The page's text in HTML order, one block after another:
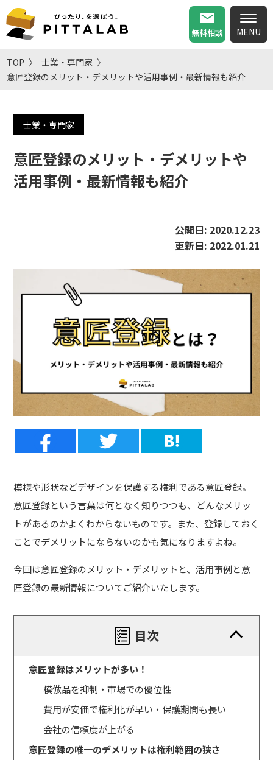
無料相談
TOP
士業・専門家
意匠登録のメリット・デメリットや活用事例・最新情報も紹介
士業・専門家
意匠登録のメリット・デメリットや
活用事例・最新情報も紹介
公開日: 2020.12.23
更新日: 2022.01.21
模様や形状などデザインを保護する権利である意匠登録。
意匠登録という言葉は何となく知りつつも、どんなメリッ
トがあるのかよくわからないものです。また、登録しておく
ことでデメリットにならないのかも気になりますよね。
今回は意匠登録のメリット・デメリットと、活用事例と意
匠登録の最新情報についてご紹介いたします。
目次
意匠登録はメリットが多い！
模倣品を抑制・市場での優位性
費用が安価で権利化が早い・保護期間も長い
会社の信頼度が上がる
意匠登録の唯一のデメリットは権利範囲の狭さ